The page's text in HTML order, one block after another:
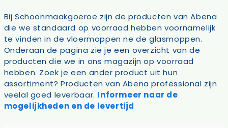
Bij Schoonmaakgoeroe zijn de producten van Abena
die we standaard op voorraad hebben voornamelijk
te vinden in de vloermoppen ne de glasmoppen.
Onderaan de pagina zie je een overzicht van de
producten die we in ons magazijn op voorraad
hebben. Zoek je een ander product uit hun
assortiment? Producten van Abena professional zijn
veelal goed leverbaar. Informeer naar de
mogelijkheden en de levertijd